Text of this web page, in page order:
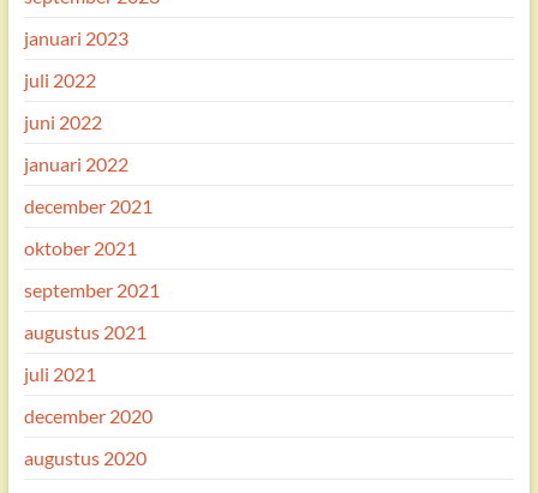
januari 2023
juli 2022
juni 2022
januari 2022
december 2021
oktober 2021
september 2021
augustus 2021
juli 2021
december 2020
augustus 2020